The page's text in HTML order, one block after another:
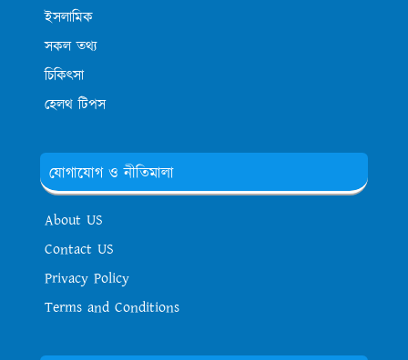
ইসলামিক
সকল তথ্য
চিকিৎসা
হেলথ টিপস
যোগাযোগ ও নীতিমালা
About US
Contact US
Privacy Policy
Terms and Conditions